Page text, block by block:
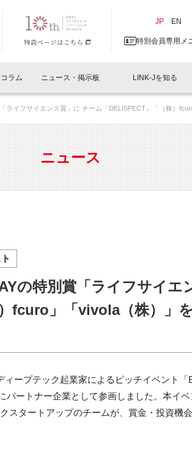
JP EN
特別会員専用メ
閉じる
イベントレポート一覧
LINK-J主催・共催
LINK-J協賛・協力
"UNIKORN"？
ラム
ャーインタビュー
ターコラム
ニュース・掲示板
人と情報の交流掲示板一覧
会員プレスリリース
募集
LINK-Jを知る
Nihonbashi
ター紹介
レット
員について
ス・ラボ
ライフサイエンス賞」に チーム「DELISPECT」「（株）
ニュース
の特別賞「ライフサイエ
fcuro」「vivola（株）」
ィープテック起業家によるピッチイベント「
ートナー企業として参画しました。本イ
スタートアップのチームが、賞金・投資機